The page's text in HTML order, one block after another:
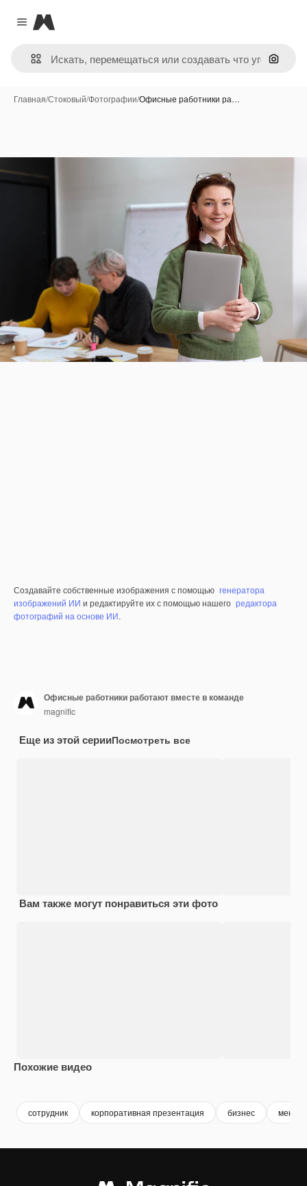
Close menu
Magnific
Поиск
Главная/Стоковый/Фотографии/Офисные работники ра…
Создавайте собственные изображения с помощью генератора
изображений ИИ и редактируйте их с помощью нашего редактора
фотографий на основе ИИ.
Офисные работники работают вместе в команде
magnific
Еще из этой серииПосмотреть все
Вам также могут понравиться эти фото
Похожие видео
сотрудник корпоративная презентация бизнес